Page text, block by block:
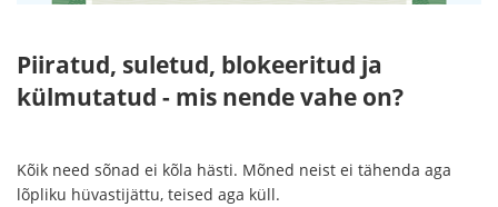
Piiratud, suletud, blokeeritud ja
külmutatud - mis nende vahe on?
Kõik need sõnad ei kõla hästi. Mõned neist ei tähenda aga
lõpliku hüvastijättu, teised aga küll.